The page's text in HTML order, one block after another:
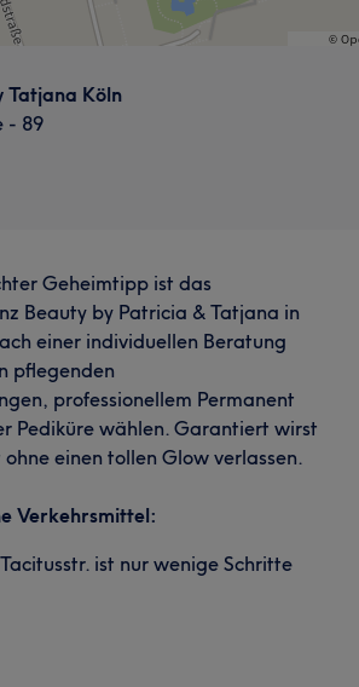
Tatjana Köln
- 89
Geheimtipp ist das
Beauty by Patricia & Tatjana in
einer individuellen Beratung
pflegenden
professionellem Permanent
Pediküre wählen. Garantiert wirst
einen tollen Glow verlassen.
Verkehrsmittel:
ist nur wenige Schritte